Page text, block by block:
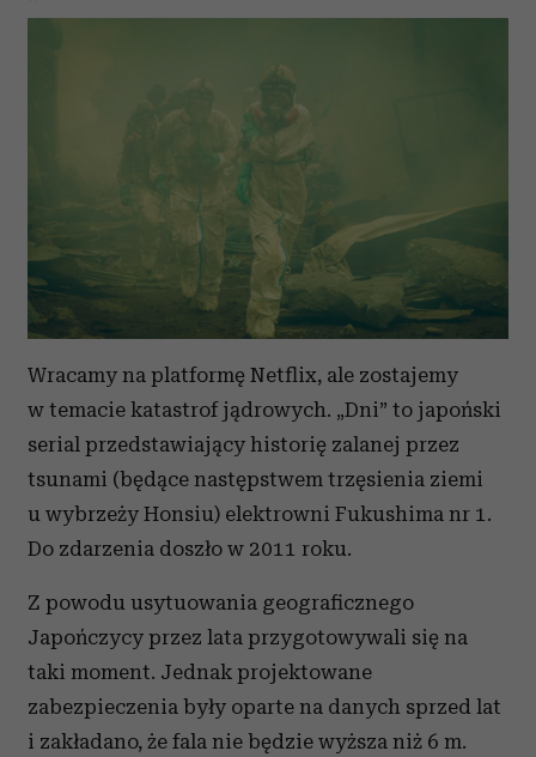
Wracamy na platformę Netflix, ale zostajemy
w temacie katastrof jądrowych. „Dni” to japoński
serial przedstawiający historię zalanej przez
tsunami (będące następstwem trzęsienia ziemi
u wybrzeży Honsiu) elektrowni Fukushima nr 1.
Do zdarzenia doszło w 2011 roku.
Z powodu usytuowania geograficznego
Japończycy przez lata przygotowywali się na
taki moment. Jednak projektowane
zabezpieczenia były oparte na danych sprzed lat
i zakładano, że fala nie będzie wyższa niż 6 m.